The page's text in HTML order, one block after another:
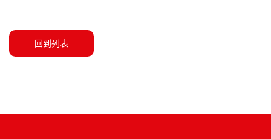
回到列表